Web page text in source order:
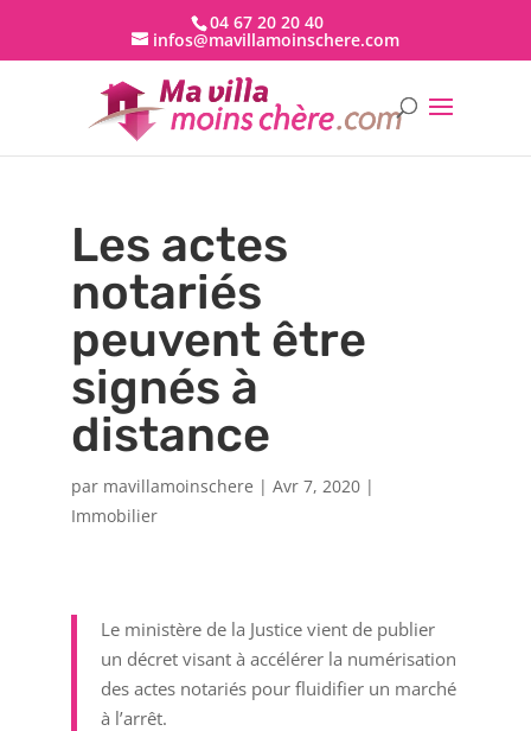
04 67 20 20 40
infos@mavillamoinschere.com
Les actes
notariés
peuvent être
signés à
distance
par mavillamoinschere | Avr 7, 2020|
Immobilier
Le ministère de la Justice vient de publier
un décret visant à accélérer la numérisation
des actes notariés pour fluidifier un marché
à l’arrêt.